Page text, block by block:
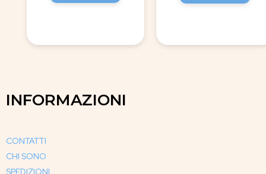
INFORMAZIONI
CONTATTI
CHI SONO
SPEDIZIONI